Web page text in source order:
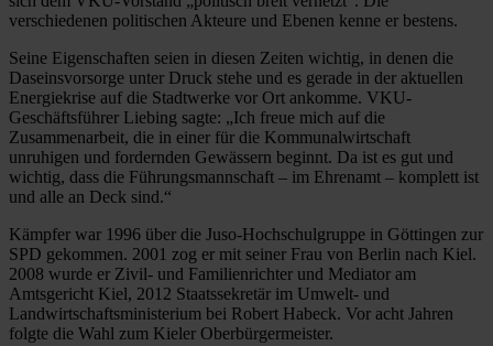
verschiedenen politischen Akteure und Ebenen kenne er bestens.
Seine Eigenschaften seien in diesen Zeiten wichtig, in denen die
Daseinsvorsorge unter Druck stehe und es gerade in der aktuellen
Energiekrise auf die Stadtwerke vor Ort ankomme. VKU-
Geschäftsführer Liebing sagte: „Ich freue mich auf die
Zusammenarbeit, die in einer für die Kommunalwirtschaft
unruhigen und fordernden Gewässern beginnt. Da ist es gut und
wichtig, dass die Führungsmannschaft – im Ehrenamt – komplett ist
und alle an Deck sind.“
Kämpfer war 1996 über die Juso-Hochschulgruppe in Göttingen zur
SPD gekommen. 2001 zog er mit seiner Frau von Berlin nach Kiel.
2008 wurde er Zivil- und Familienrichter und Mediator am
Amtsgericht Kiel, 2012 Staatssekretär im Umwelt- und
Landwirtschaftsministerium bei Robert Habeck. Vor acht Jahren
folgte die Wahl zum Kieler Oberbürgermeister.